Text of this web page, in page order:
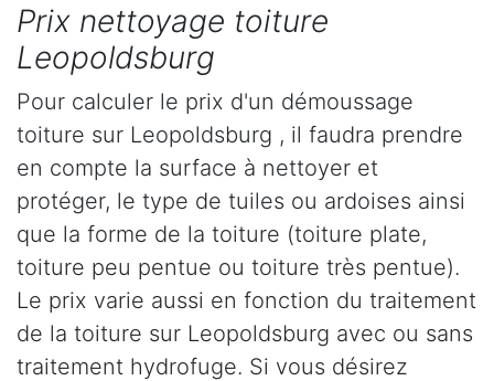
Prix nettoyage toiture
Leopoldsburg
Pour calculer le prix d'un démoussage
toiture sur Leopoldsburg , il faudra prendre
en compte la surface à nettoyer et
protéger, le type de tuiles ou ardoises ainsi
que la forme de la toiture (toiture plate,
toiture peu pentue ou toiture très pentue).
Le prix varie aussi en fonction du traitement
de la toiture sur Leopoldsburg avec ou sans
traitement hydrofuge. Si vous désirez